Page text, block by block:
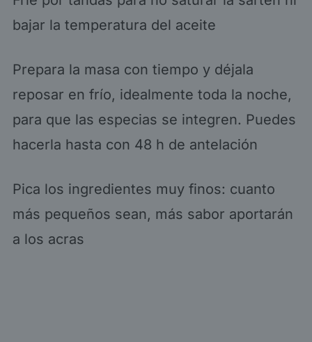
bajar la temperatura del aceite
Prepara la masa con tiempo y déjala
reposar en frío, idealmente toda la noche,
para que las especias se integren. Puedes
hacerla hasta con 48 h de antelación
Pica los ingredientes muy finos: cuanto
más pequeños sean, más sabor aportarán
a los acras